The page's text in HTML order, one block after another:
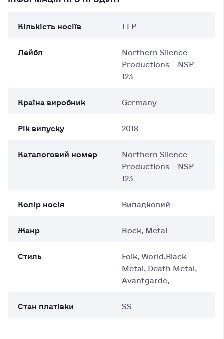
Кількість носіїв
1 LP
Лейбл
Northern Silence
Productions – NSP
123
Країна виробник
Germany
Рік випуску
2018
Каталоговий номер
Northern Silence
Productions – NSP
123
Колір носія
Випадковий
Жанр
Rock, Metal
Стиль
Folk, World,Black
Metal, Death Metal,
Avantgarde,
Стан платівки
SS